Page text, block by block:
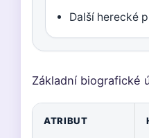
Další herecké
Základní biografické
ATRIBUT